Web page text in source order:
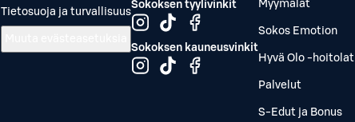
Tietosuoja ja turvallisuus
Sokoksen tyylivinkit
Sokoksen kauneusvinkit
Myymälät
Sokos Emotion
Hyvä Olo -hoitolat
Palvelut
S-Edut ja Bonus